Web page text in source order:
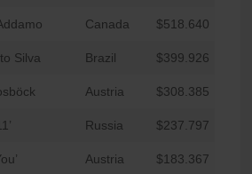
Canada $518.640
Silva Brazil $399.926
Austria $308.385
Russia $237.797
Austria $183.367